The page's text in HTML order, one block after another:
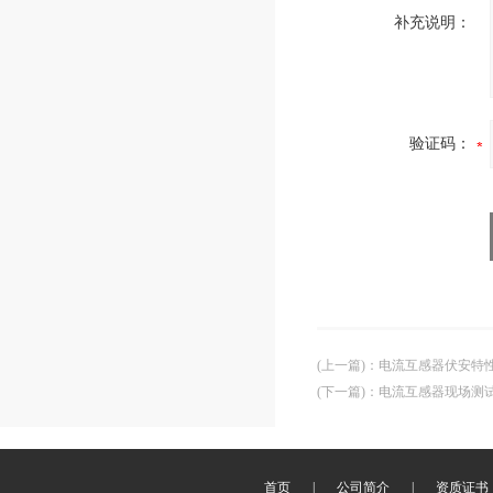
补充说明：
验证码：
(上一篇) ： 电流互感器伏安特
(下一篇) ： 电流互感器现场测
首页 公司简介 资质证书